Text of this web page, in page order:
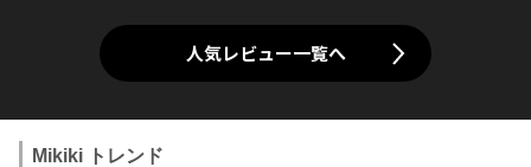
人気レビュー一覧へ
Mikiki トレンド